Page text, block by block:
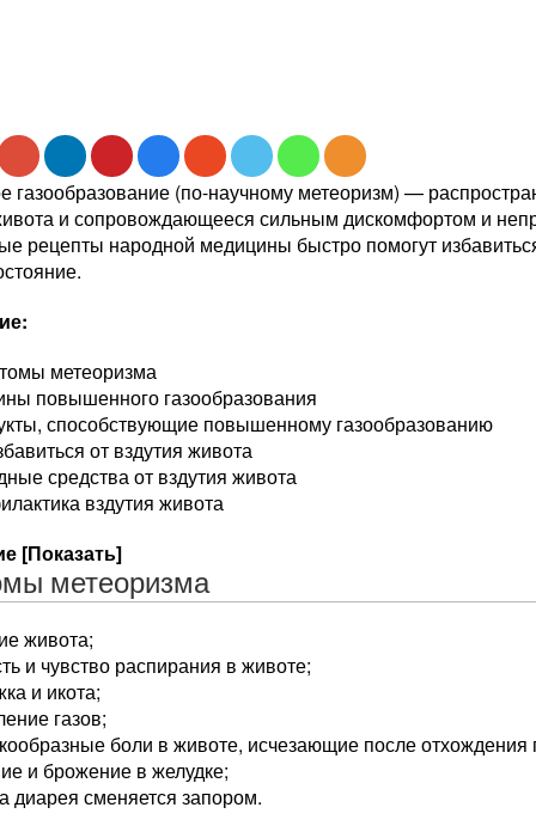
газообразование (по-научному метеоризм) —
и сопровождающееся сильным дискомфортом и
рецепты народной медицины быстро помогут
метеоризма
повышенного газообразования
способствующие повышенному газообразованию
от вздутия живота
средства от вздутия живота
вздутия живота
[Показать]
метеоризма
живота;
и чувство распирания в животе;
и икота;
газов;
боли в животе, исчезающие после отхождения
и брожение в желудке;
диарея сменяется запором.